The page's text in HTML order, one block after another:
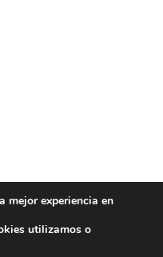
mejor experiencia en
utilizamos o